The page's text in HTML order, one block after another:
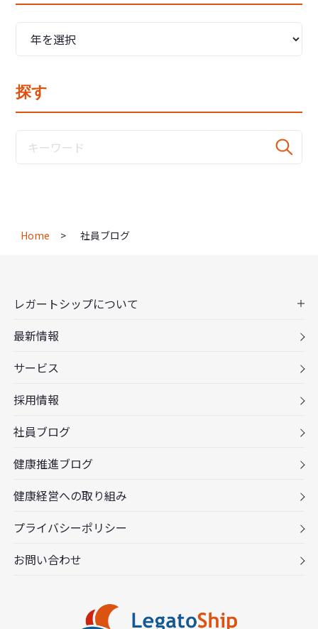
探す
Home 社員ブログ
レガートシップについて
最新情報
サービス
採用情報
社員ブログ
健康推進ブログ
健康経営への取り組み
プライバシーポリシー
お問い合わせ